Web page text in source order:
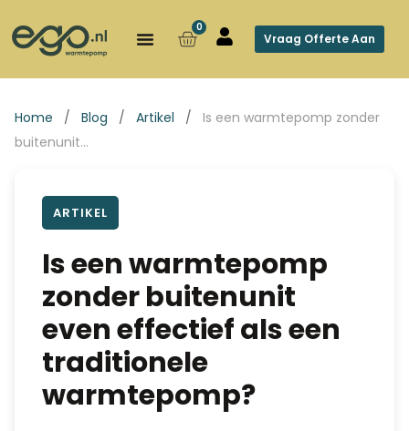
0
Vraag Offerte Aan
Home / Blog / Artikel /
Is een warmtepomp zonder
buitenunit…
ARTIKEL
Is een warmtepomp
zonder buitenunit
even effectief als een
traditionele
warmtepomp?